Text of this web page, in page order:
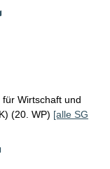
Wirtschaft und
(20. WP) [alle SG